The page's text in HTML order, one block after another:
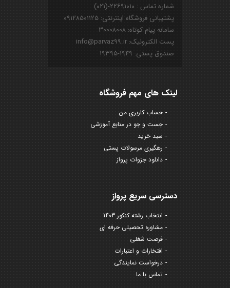
شماره تماس : ۲۲۶۹۱۰۱۰-(۰۲۱)
پشتیبانی فروشگاه اینترنتی: ۰۹۱۲۸۵۰۱۱۲۵
سامانه پیام کوتاه: ۳۰۰۰۸۰۰۸
پست الکترونیک: info@parvaz99.ir
صندوق پستی: ۱۹۴۹-۱۹۳۹۵
لینک های مهم فروشگاه
حساب کاربری من
جست و جو در منابع آموزشی
سبد خرید
رهگیری مرسولات پستی
دانلود جزوات پرواز
دسترسی سریع پرواز
انتخاب رشته کنکور 1403
مشاوره تحصیلی حرفه ای
فرصت شغلی
افتخارات و اعتبارات
درخواست نمایندگی
تماس با ما